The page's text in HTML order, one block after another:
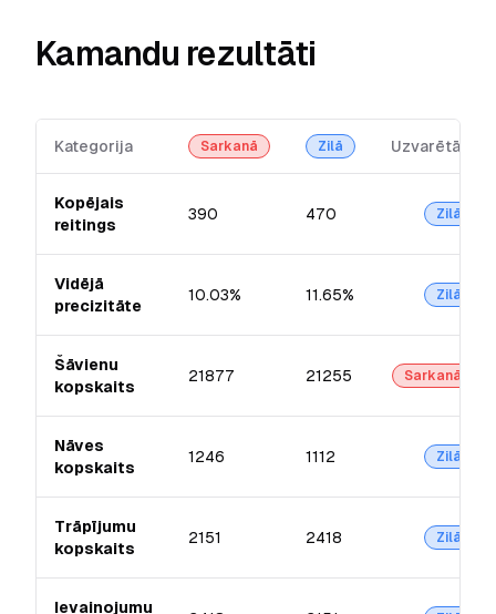
Kamandu rezultāti
Kategorija Sarkanā Zilā Uzvarētājs
Kopējais
reitings
390 470 Zilā
Vidējā
precizitāte
10.03% 11.65% Zilā
Šāvienu
kopskaits
21877 21255 Sarkanā
Nāves
kopskaits
1246 1112 Zilā
Trāpījumu
kopskaits
2151 2418 Zilā
Ievainojumu